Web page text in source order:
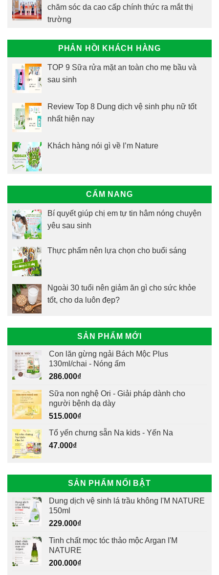
chăm sóc da cao cấp chính thức ra mắt thị
trường
PHẢN HỒI KHÁCH HÀNG
TOP 9 Sữa rửa mặt an toàn cho mẹ bầu và
sau sinh
Review Top 8 Dung dịch vệ sinh phụ nữ tốt
nhất hiện nay
Khách hàng nói gì về I’m Nature
CẨM NANG
Bí quyết giúp chị em tự tin hâm nóng chuyện
yêu sau sinh
Thực phẩm nên lựa chọn cho buổi sáng
Ngoài 30 tuổi nên giảm ăn gì cho sức khỏe
tốt, cho da luôn đẹp?
SẢN PHẨM MỚI
Con lăn gừng ngải Bách Mộc Plus
130ml/chai - Nóng ấm
286.000₫
Sữa non nghệ Ori - Giải pháp dành cho
người bệnh dạ dày
515.000₫
Tổ yến chưng sẵn Na kids - Yến Na
47.000₫
SẢN PHẨM NỔI BẬT
Dung dịch vệ sinh lá trầu không I'M NATURE
150ml
229.000₫
Tinh chất mọc tóc thảo mộc Argan I'M
NATURE
200.000₫